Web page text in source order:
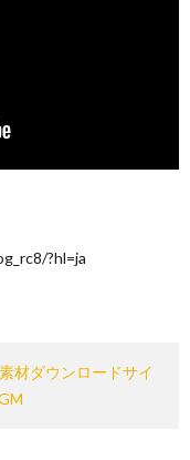
?hl=ja
材ダウンロードサイ